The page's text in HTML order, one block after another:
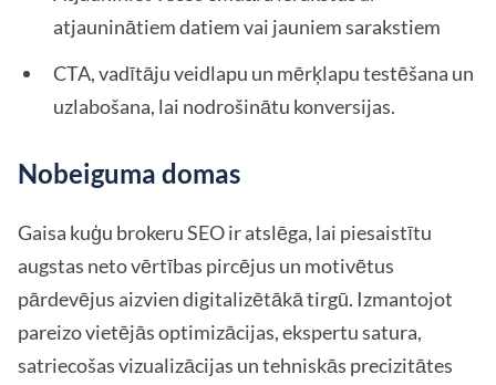
atjauninātiem datiem vai jauniem sarakstiem
CTA, vadītāju veidlapu un mērķlapu testēšana un
uzlabošana, lai nodrošinātu konversijas.
Nobeiguma domas
Gaisa kuģu brokeru SEO ir atslēga, lai piesaistītu
augstas neto vērtības pircējus un motivētus
pārdevējus aizvien digitalizētākā tirgū. Izmantojot
pareizo vietējās optimizācijas, ekspertu satura,
satriecošas vizualizācijas un tehniskās precizitātes